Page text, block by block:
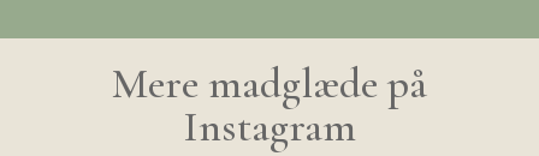
Mere madglæde på
Instagram